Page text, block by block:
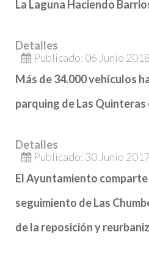
La Laguna Haciendo
Detalles
Publicado: 06 Junio 2018
Más de 34.000 vehículos
parquing de Las Quinteras
Detalles
Publicado: 30 Junio
El Ayuntamiento
seguimiento de Las
de la reposición y